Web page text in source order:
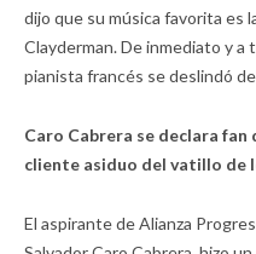
dijo que su música favorita es
Clayderman. De inmediato y a
pianista francés se deslindó
Caro Cabrera se declara
cliente asiduo del vatillo de
El aspirante de Alianza